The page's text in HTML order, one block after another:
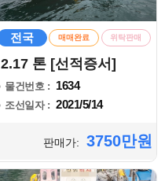
전국 매매완료 위탁판매
2.17 톤 [선적증서]
물건번호 : 1634
조선일자 : 2021/5/14
판매가: 3750만원